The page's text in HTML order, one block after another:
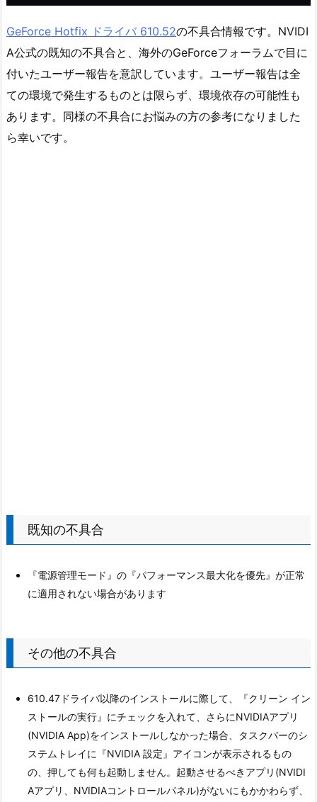
GeForce Hotfix ドライバ 610.52の不具合情報です。NVIDI
A公式の既知の不具合と、海外のGeForceフォーラムで目に
付いたユーザー報告を意訳しています。ユーザー報告は全
ての環境で発生するものとは限らず、環境依存の可能性も
あります。同様の不具合にお悩みの方の参考になりました
ら幸いです。
既知の不具合
『電源管理モード』の『パフォーマンス最大化を優先』が正常
に適用されない場合があります
その他の不具合
610.47ドライバ以降のインストールに際して、『クリーン イン
ストールの実行』にチェックを入れて、さらにNVIDIAアプリ
(NVIDIA App)をインストールしなかった場合、タスクバーのシ
ステムトレイに『NVIDIA 設定』アイコンが表示されるもの
の、押しても何も起動しません。起動させるべきアプリ(NVIDI
Aアプリ、NVIDIAコントロールパネル)がないにもかかわらず、